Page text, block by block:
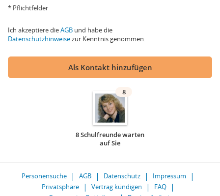
* Pflichtfelder
Ich akzeptiere dieAGB und habe die
Datenschutzhinweisezur Kenntnis genommen.
Als Kontakt hinzufügen
8
8 Schulfreunde warten
auf Sie
Personensuche AGB Datenschutz
Impressum
Privatsphäre
Vertrag kündigen
FAQ